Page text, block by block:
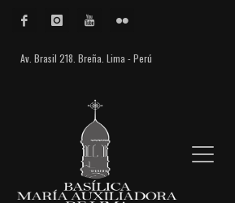
Av. Brasil 218. Breña. Lima - Perú